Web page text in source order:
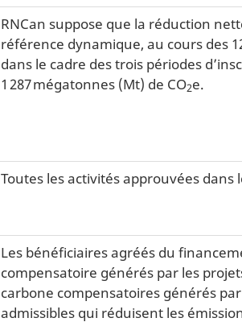
RNCan suppose que la réduction
référence dynamique, au cours des
dans le cadre des trois périodes
1 287 mégatonnes (Mt) de CO2e.
Toutes les activités approuvées dans
Les bénéficiaires agréés du
compensatoire générés par les
carbone compensatoires générés
admissibles qui réduisent les